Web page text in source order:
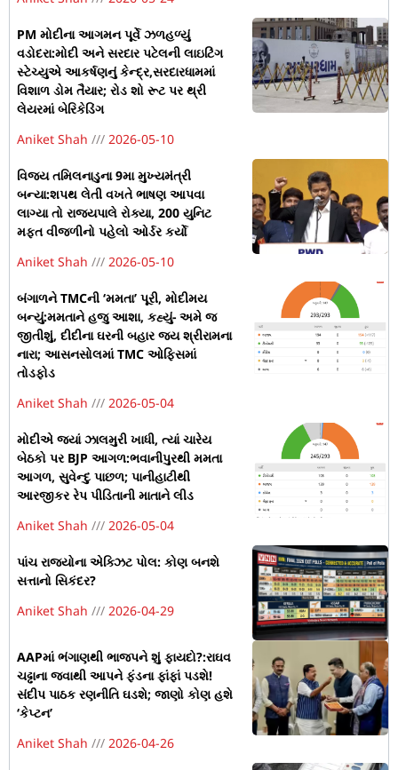
PM મોદીના આગમન પૂર્વે ઝળહળ્યું
વડોદરા:મોદી અને સરદાર પટેલની લાઇટિંગ
સ્ટેચ્યુએ આકર્ષણનું કેન્દ્ર,સરદારધામમાં
વિશાળ ડોમ તૈયાર; રોડ શો રૂટ પર થ્રી
લેયરમાં બેરિકેડિંગ
Aniket Shah
2026-05-10
વિજય તમિલનાડુના 9મા મુખ્યમંત્રી
બન્યા:શપથ લેતી વખતે ભાષણ આપવા
લાગ્યા તો રાજ્યપાલે રોક્યા, 200 યુનિટ
મફત વીજળીનો પહેલો ઓર્ડર કર્યો
Aniket Shah
2026-05-10
બંગાળને TMCની ‘મમતા’ પૂરી, મોદીમય
બન્યું:મમતાને હજુ આશા, કહ્યું- અમે જ
જીતીશું, દીદીના ઘરની બહાર જય શ્રીરામના
નારા; આસનસોલમાં TMC ઓફિસમાં
તોડફોડ
Aniket Shah
2026-05-04
મોદીએ જ્યાં ઝાલમુરી ખાધી, ત્યાં ચારેય
બેઠકો પર BJP આગળ:ભવાનીપુરથી મમતા
આગળ, સુવેન્દુ પાછળ; પાનીહાટીથી
આરજીકર રેપ પીડિતાની માતાને લીડ
Aniket Shah
2026-05-04
પાંચ રાજ્યોના એક્ઝિટ પોલ: કોણ બનશે
સત્તાનો સિકંદર?
Aniket Shah
2026-04-29
AAPમાં ભંગાણથી ભાજપને શું ફાયદો?:રાઘવ
ચઢ્ઢાના જવાથી આપને ફંડના ફાંફાં પડશે!
સંદીપ પાઠક રણનીતિ ઘડશે; જાણો કોણ હશે
‘કેપ્ટન’
Aniket Shah
2026-04-26